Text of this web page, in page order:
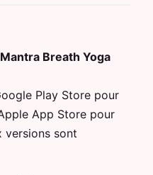
Breath Yoga
Play Store pour
App Store pour
versions sont